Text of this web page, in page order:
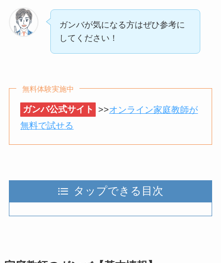
ガンバが気になる方はぜひ参考に
してください！
無料体験実施中
ガンバ公式サイト >>オンライン家庭教師が
無料で試せる
タップできる目次